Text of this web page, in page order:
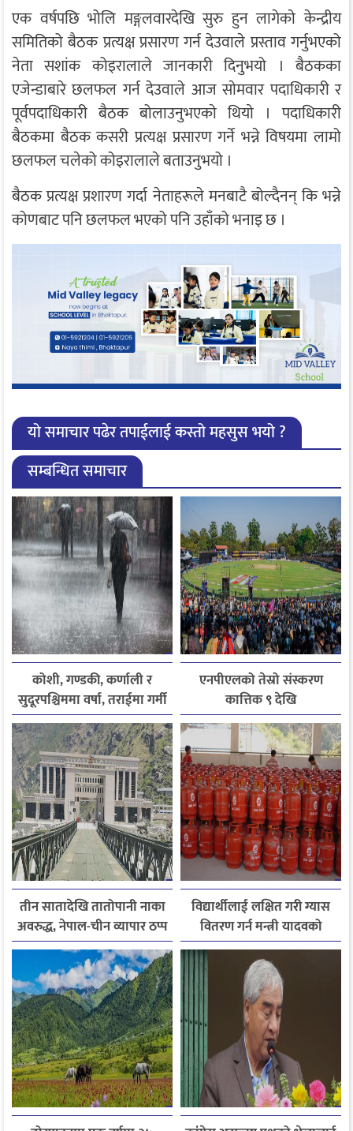
एक वर्षपछि भोलि मङ्गलवारदेखि सुरु हुन लागेकाे केन्द्रीय
समितिको बैठक प्रत्यक्ष प्रसारण गर्न देउवाले प्रस्ताव गर्नुभएको
नेता सशांक कोइरालाले जानकारी दिनुभयो । बैठकका
एजेन्डाबारे छलफल गर्न देउवाले आज साेमवार पदाधिकारी र
पूर्वपदाधिकारी बैठक बोलाउनुभएकाे थियाे । पदाधिकारी
बैठकमा बैठक कसरी प्रत्यक्ष प्रसारण गर्ने भन्ने विषयमा लामो
छलफल चलेको कोइरालाले बताउनुभयो ।
बैठक प्रत्यक्ष प्रशारण गर्दा नेताहरूले मनबाटै बोल्दैनन् कि भन्ने
कोणबाट पनि छलफल भएको पनि उहाँको भनाइ छ ।
यो समाचार पढेर तपाईलाई कस्तो महसुस भयो ?
सम्बन्धित समाचार
कोशी, गण्डकी, कर्णाली र
सुदूरपश्चिममा वर्षा, तराईमा गर्मी
बढ्ने अनुमान
एनपीएलको तेस्रो संस्करण
कात्तिक ९ देखि
तीन सातादेखि तातोपानी नाका
अवरुद्ध, नेपाल-चीन व्यापार ठप्प
विद्यार्थीलाई लक्षित गरी ग्यास
वितरण गर्न मन्त्री यादवको
निर्देशन